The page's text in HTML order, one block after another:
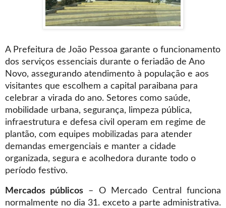
A Prefeitura de João Pessoa garante o funcionamento
dos serviços essenciais durante o feriadão de Ano
Novo, assegurando atendimento à população e aos
visitantes que escolhem a capital paraibana para
celebrar a virada do ano. Setores como saúde,
mobilidade urbana, segurança, limpeza pública,
infraestrutura e defesa civil operam em regime de
plantão, com equipes mobilizadas para atender
demandas emergenciais e manter a cidade
organizada, segura e acolhedora durante todo o
período festivo.
Mercados públicos – O Mercado Central funciona
normalmente no dia 31. exceto a parte administrativa.